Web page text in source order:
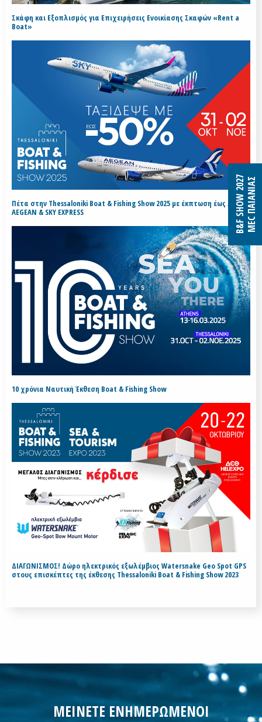
Σκάφη και Εξοπλισμός για Επιχειρήσεις Ενοικίασης Σκαφών «Rent a
Boat»
Πέτα στην Thessaloniki Boat & Fishing Show 2025 με έκπτωση έως 50% με
AEGEAN & SKY EXPRESS
10 χρόνια Ναυτική Έκθεση Boat & Fishing Show
ΔΙΑΓΩΝΙΣΜΟΣ! Δώρο ηλεκτρικός εξωλέμβιος Watersnake Geo Spot GPS
στους επισκέπτες της έκθεσης Thessaloniki Boat & Fishing Show 2023
B&F SHOW 2027MEC ΠΑΙΑΝΙΑΣ
ΜΕΙΝΕΤΕ ΕΝΗΜΕΡΩΜΕΝΟΙ